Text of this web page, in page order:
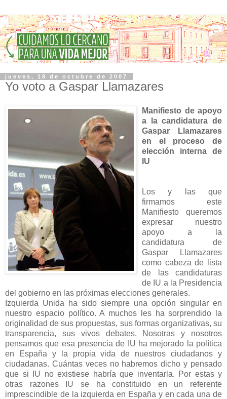
jueves, 18 de octubre de 2007
Yo voto a Gaspar Llamazares
Manifiesto de apoyo
a la candidatura de
Gaspar Llamazares
en el proceso de
elección interna de
IU
Los y las que
firmamos este
Manifiesto queremos
expresar nuestro
apoyo a la
candidatura de
Gaspar Llamazares
como cabeza de lista
de las candidaturas
de IU a la Presidencia
del gobierno en las próximas elecciones generales.
Izquierda Unida ha sido siempre una opción singular en
nuestro espacio político. A muchos les ha sorprendido la
originalidad de sus propuestas, sus formas organizativas, su
transparencia, sus vivos debates. Nosotras y nosotros
pensamos que esa presencia de IU ha mejorado la política
en España y la propia vida de nuestros ciudadanos y
ciudadanas. Cuántas veces no habremos dicho y pensado
que si IU no existiese habría que inventarla. Por estas y
otras razones IU se ha constituido en un referente
imprescindible de la izquierda en España y en cada una de